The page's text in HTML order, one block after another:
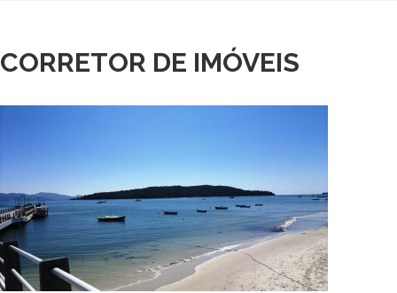
CORRETOR DE IMÓVEIS